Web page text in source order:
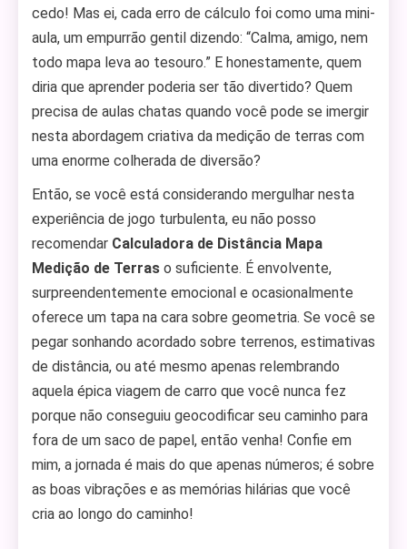
cedo! Mas ei, cada erro de cálculo foi como uma mini-
aula, um empurrão gentil dizendo: “Calma, amigo, nem
todo mapa leva ao tesouro.” E honestamente, quem
diria que aprender poderia ser tão divertido? Quem
precisa de aulas chatas quando você pode se imergir
nesta abordagem criativa da medição de terras com
uma enorme colherada de diversão?
Então, se você está considerando mergulhar nesta
experiência de jogo turbulenta, eu não posso
recomendar Calculadora de Distância Mapa
Medição de Terras o suficiente. É envolvente,
surpreendentemente emocional e ocasionalmente
oferece um tapa na cara sobre geometria. Se você se
pegar sonhando acordado sobre terrenos, estimativas
de distância, ou até mesmo apenas relembrando
aquela épica viagem de carro que você nunca fez
porque não conseguiu geocodificar seu caminho para
fora de um saco de papel, então venha! Confie em
mim, a jornada é mais do que apenas números; é sobre
as boas vibrações e as memórias hilárias que você
cria ao longo do caminho!